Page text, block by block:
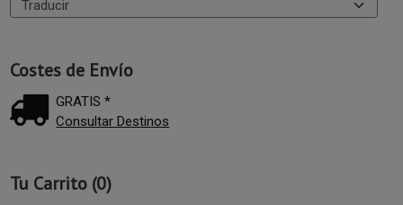
Costes de Envío
GRATIS *
Consultar Destinos
Tu Carrito (0)